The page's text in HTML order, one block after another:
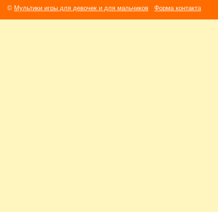
© Мультики игры для девочек и для мальчиков Форма контакта